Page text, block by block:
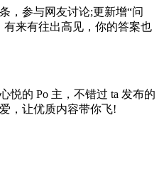
，参与网友讨论;更新增“问
来有往出高见，你的答案也
悦的 Po 主，不错过 ta 发布的
，让优质内容带你飞!